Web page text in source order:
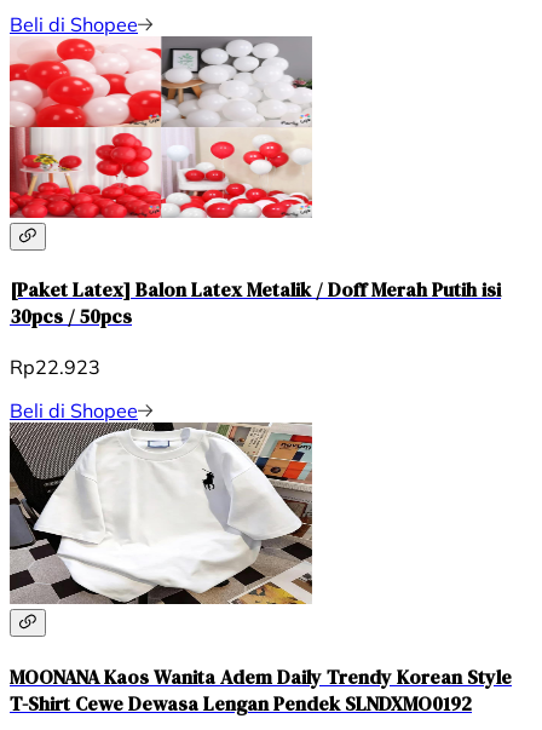
Beli di Shopee
[Paket Latex] Balon Latex Metalik / Doff Merah Putih isi
30pcs / 50pcs
Rp22.923
Beli di Shopee
MOONANA Kaos Wanita Adem Daily Trendy Korean Style
T-Shirt Cewe Dewasa Lengan Pendek SLNDXMO0192